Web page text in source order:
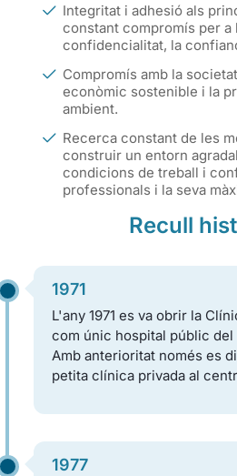
Integritat i adhesió als
constant compromís per a
confidencialitat, la
Compromís amb la
econòmic sostenible i la
ambient.
Recerca constant de les
construir un entorn
condicions de treball i
professionals i la seva
Recull
1971
L'any 1971 es va obrir la
com únic hospital públic
Amb anterioritat només es
petita clínica privada al
1977